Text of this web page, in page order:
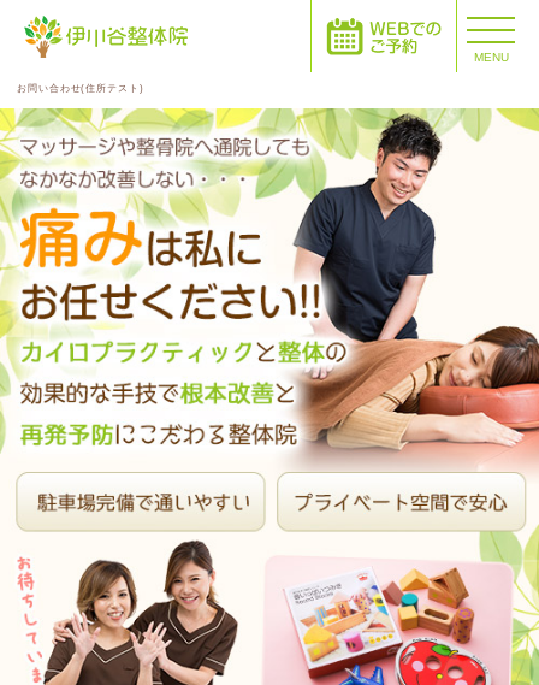
MENU
お問い合わせ(住所テスト)